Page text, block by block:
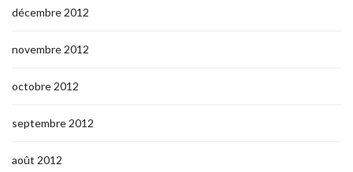
décembre 2012
novembre 2012
octobre 2012
septembre 2012
août 2012